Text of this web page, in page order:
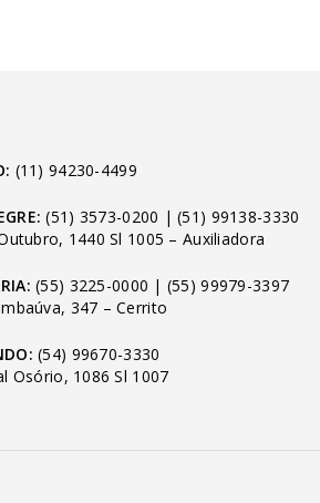
(11) 94230-4499
(51) 3573-0200 |(51) 99138-3330
1440 Sl 1005 – Auxiliadora
(55) 3225-0000 | (55) 99979-3397
347 – Cerrito
(54) 99670-3330
Osório, 1086 Sl 1007